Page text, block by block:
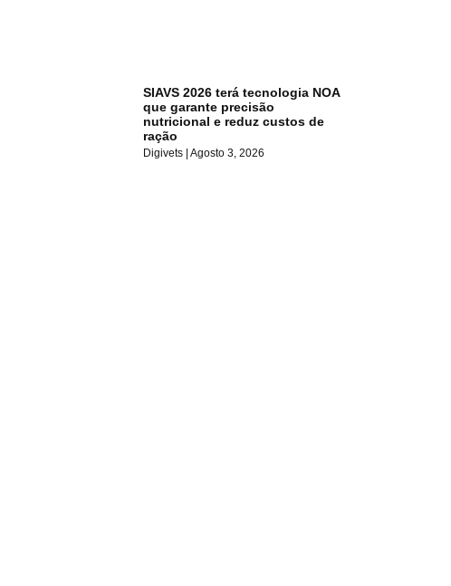
SIAVS 2026 terá tecnologia NOA
que garante precisão
nutricional e reduz custos de
ração
Digivets Agosto 3, 2026